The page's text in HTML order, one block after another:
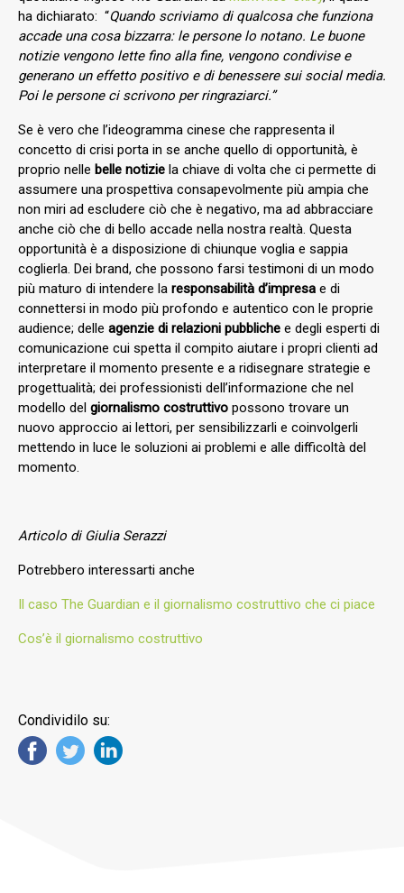
ha dichiarato: “Quando scriviamo di qualcosa che funziona
accade una cosa bizzarra: le persone lo notano. Le buone
notizie vengono lette fino alla fine, vengono condivise e
generano un effetto positivo e di benessere sui social media.
Poi le persone ci scrivono per ringraziarci.”
Se è vero che l’ideogramma cinese che rappresenta il
concetto di crisi porta in se anche quello di opportunità, è
proprio nelle belle notizie la chiave di volta che ci permette di
assumere una prospettiva consapevolmente più ampia che
non miri ad escludere ciò che è negativo, ma ad abbracciare
anche ciò che di bello accade nella nostra realtà. Questa
opportunità è a disposizione di chiunque voglia e sappia
coglierla. Dei brand, che possono farsi testimoni di un modo
più maturo di intendere la responsabilità d’impresa e di
connettersi in modo più profondo e autentico con le proprie
audience; delle agenzie di relazioni pubbliche e degli esperti di
comunicazione cui spetta il compito aiutare i propri clienti ad
interpretare il momento presente e a ridisegnare strategie e
progettualità; dei professionisti dell’informazione che nel
modello del giornalismo costruttivo possono trovare un
nuovo approccio ai lettori, per sensibilizzarli e coinvolgerli
mettendo in luce le soluzioni ai problemi e alle difficoltà del
momento.
Articolo di Giulia Serazzi
Potrebbero interessarti anche
Il caso The Guardian e il giornalismo costruttivo che ci piace
Cos’è il giornalismo costruttivo
Condividilo su: